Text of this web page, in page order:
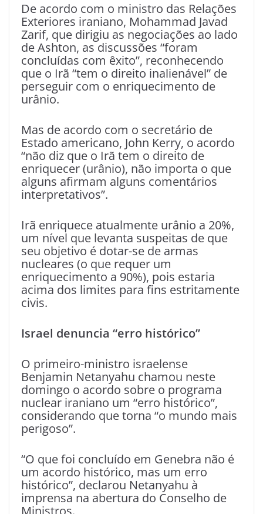
De acordo com o ministro das Relações
Exteriores iraniano, Mohammad Javad
Zarif, que dirigiu as negociações ao lado
de Ashton, as discussões “foram
concluídas com êxito”, reconhecendo
que o Irã “tem o direito inalienável” de
perseguir com o enriquecimento de
urânio.
Mas de acordo com o secretário de
Estado americano, John Kerry, o acordo
“não diz que o Irã tem o direito de
enriquecer (urânio), não importa o que
alguns afirmam alguns comentários
interpretativos”.
Irã enriquece atualmente urânio a 20%,
um nível que levanta suspeitas de que
seu objetivo é dotar-se de armas
nucleares (o que requer um
enriquecimento a 90%), pois estaria
acima dos limites para fins estritamente
civis.
Israel denuncia “erro histórico”
O primeiro-ministro israelense
Benjamin Netanyahu chamou neste
domingo o acordo sobre o programa
nuclear iraniano um “erro histórico”,
considerando que torna “o mundo mais
perigoso”.
“O que foi concluído em Genebra não é
um acordo histórico, mas um erro
histórico”, declarou Netanyahu à
imprensa na abertura do Conselho de